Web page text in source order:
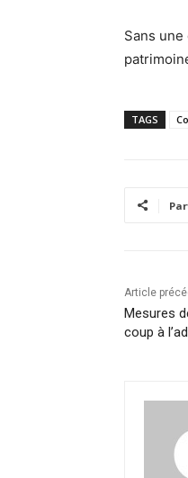
Sans
TAGS
Article
Mesures
coup à